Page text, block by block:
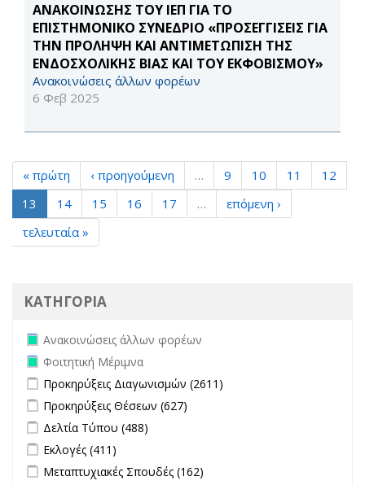
ΑΝΑΚΟΙΝΩΣΗΣ ΤΟΥ ΙΕΠ ΓΙΑ ΤΟ
ΕΠΙΣΤΗΜΟΝΙΚΟ ΣΥΝΕΔΡΙΟ «ΠΡΟΣΕΓΓΙΣΕΙΣ ΓΙΑ
ΤΗΝ ΠΡΟΛΗΨΗ ΚΑΙ ΑΝΤΙΜΕΤΩΠΙΣΗ ΤΗΣ
ΕΝΔΟΣΧΟΛΙΚΗΣ ΒΙΑΣ ΚΑΙ ΤΟΥ ΕΚΦΟΒΙΣΜΟΥ»
Ανακοινώσεις άλλων φορέων
6 Φεβ 2025
« πρώτη ‹ προηγούμενη … 9 10 11
12
13
14 15 16 17 …
επόμενη ›
τελευταία »
ΚΑΤΗΓΟΡΙΑ
Remove Ανακοινώσεις άλλων φορέων filter
Ανακοινώσεις άλλων φορέων
Remove Φοιτητική Μέριμνα filter
Φοιτητική Μέριμνα
Apply Προκηρύξεις Διαγωνισμών filter
Προκηρύξεις Διαγωνισμών (2611)
Apply Προκηρύξεις Θέσεων filter
Προκηρύξεις Θέσεων (627)
Apply Δελτία Τύπου filter
Δελτία Τύπου (488)
Apply Εκλογές filter
Εκλογές (411)
Apply Μεταπτυχιακές Σπουδές filter
Μεταπτυχιακές Σπουδές (162)